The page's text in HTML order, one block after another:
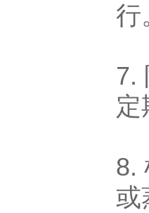
行
7.
定
8.
或